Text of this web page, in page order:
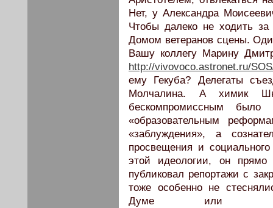
Нет, у Александра
Чтобы далеко не ходить
Домом ветеранов сцены.
Вашу коллегу Марину
http://vivovoco.astronet.ru/
ему Гекуба? Делегаты
Молчалина. А химик
бескомпромиссным
«образовательным
«заблуждения», а
просвещения и
этой идеологии, он
публиковал репортажи с
тоже особенно не
Думе или на